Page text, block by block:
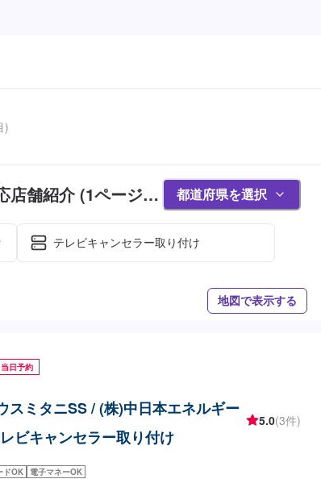
)
店舗紹介 (1ページ
都道府県を選択
テレビキャンセラー取り付け
地図で表示する
当日予約
スミタニSS / (株)中日本エネルギー
ビキャンセラー取り付け
5.0(3件)
ドOK 電子マネーOK